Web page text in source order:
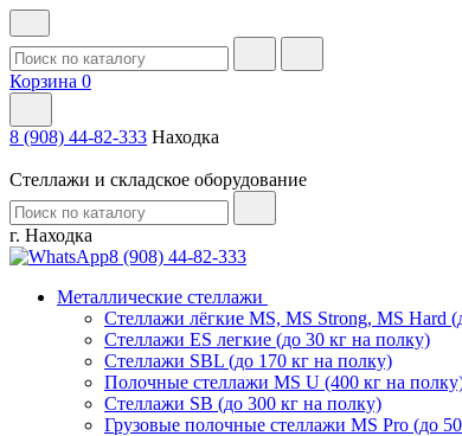
Корзина 0
8 (908) 44-82-333 Находка
Стеллажи и складское оборудование
г. Находка
8 (908) 44-82-333
Металлические стеллажи
Стеллажи лёгкие MS, MS Strong, MS Hard
Стеллажи ES легкие (до 30 кг на полку)
Стеллажи SBL (до 170 кг на полку)
Полочные стеллажи MS U (400 кг на
Стеллажи SB (до 300 кг на полку)
Грузовые полочные стеллажи MS Pro (до